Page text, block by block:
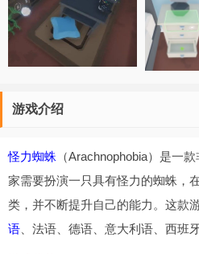
游戏介绍
怪力蜘蛛 （Arachnophobia）是一
家需要扮演一只具有怪力的蜘蛛，
类，并不断提升自己的能力。这款
语 、法语、德语、意大利语、西班